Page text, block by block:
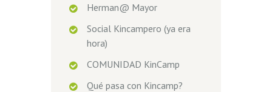
Herman@ Mayor
Social Kincampero (ya era
hora)
COMUNIDAD KinCamp
Qué pasa con Kincamp?